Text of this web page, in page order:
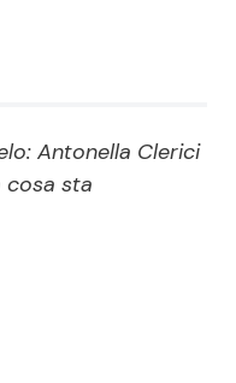
e Talent
Antonella Clerici
cosa sta